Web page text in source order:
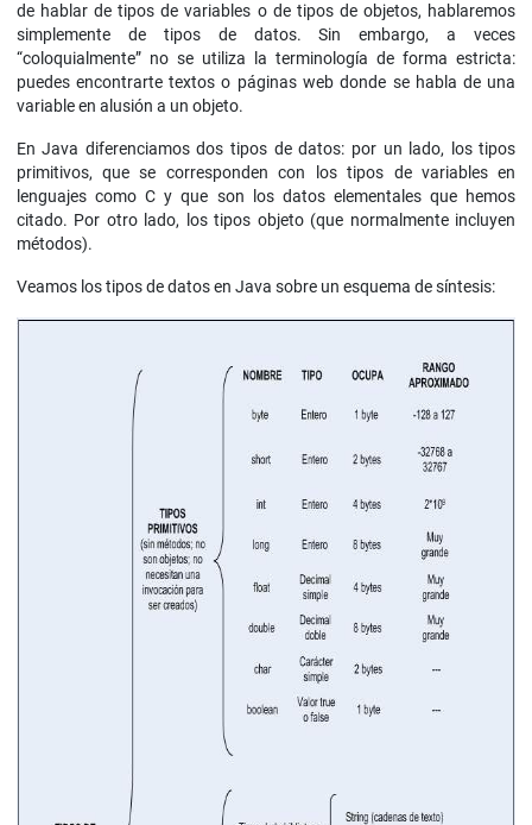
de hablar de tipos de variables o de tipos de objetos, hablaremos
simplemente de tipos de datos. Sin embargo, a veces
“coloquialmente” no se utiliza la terminología de forma estricta:
puedes encontrarte textos o páginas web donde se habla de una
variable en alusión a un objeto.
En Java diferenciamos dos tipos de datos: por un lado, los tipos
primitivos, que se corresponden con los tipos de variables en
lenguajes como C y que son los datos elementales que hemos
citado. Por otro lado, los tipos objeto (que normalmente incluyen
métodos).
Veamos los tipos de datos en Java sobre un esquema de síntesis: